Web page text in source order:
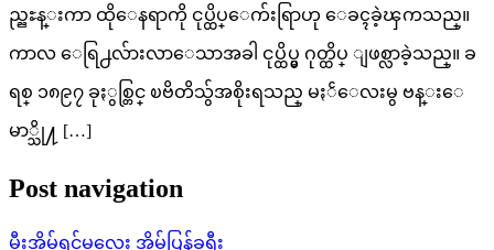
ည္ညႊန္းကာ ထိုေနရာကို ငုပ္ထိပ္ေက်းရြာဟု ေခၚခဲ့ၾကသည္။
ကာလ ေရြ႕လ်ားလာေသာအခါ ငုပ္ထိပ္မွ ဂုတ္ထိပ္ ျဖစ္လာခဲ့သည္။ ခ
ရစ္ ၁၈၉၇ ခုႏွစ္တြင္ ၿဗိတိသွ်အစိုးရသည္ မႏၲေလးမွ ဗန္းေ
မာ္သို႔ […]
Post navigation
မီးအိမ်ရှင်မလေး အိမ်ပြန်ခရီး